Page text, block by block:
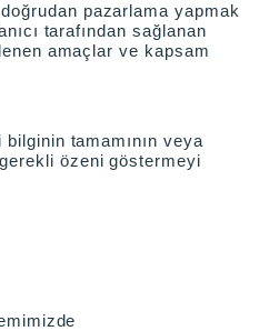
pazarlama yapmak
tarafından sağlanan
amaçlar ve kapsam
tamamının veya
özeni göstermeyi